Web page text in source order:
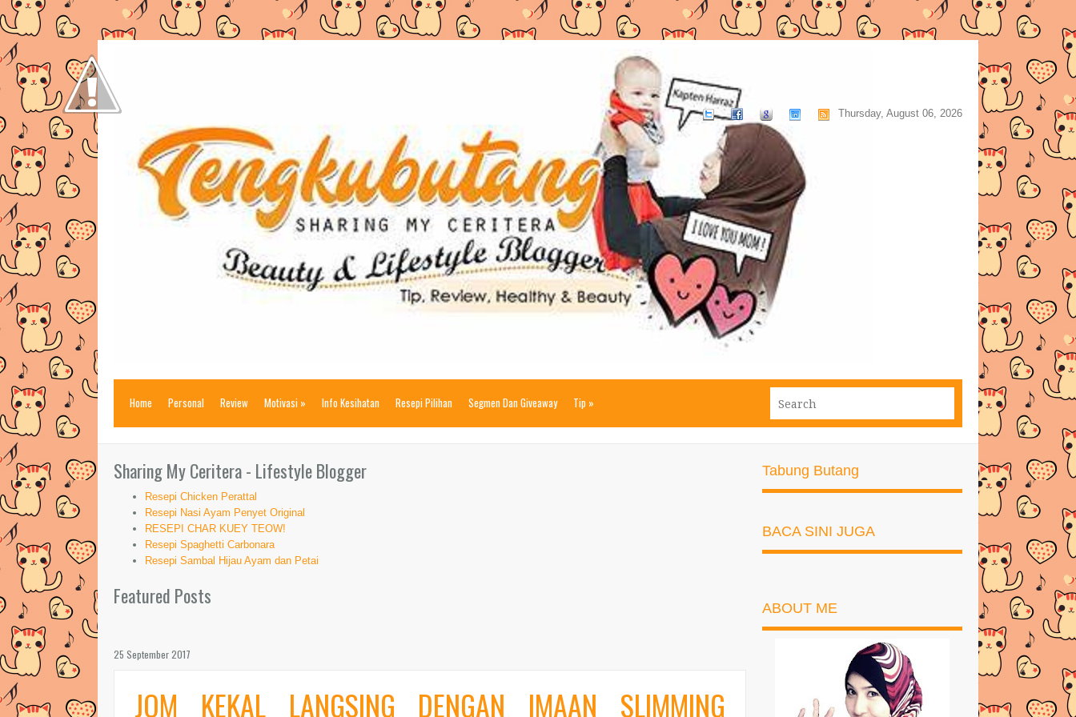
Thursday, August 06, 2026
Home Personal Review Motivasi » Info Kesihatan Resepi Pilihan Segmen Dan Giveaway Tip »
Sharing My Ceritera - Lifestyle Blogger
Resepi Chicken Perattal
Resepi Nasi Ayam Penyet Original
RESEPI CHAR KUEY TEOW!
Resepi Spaghetti Carbonara
Resepi Sambal Hijau Ayam dan Petai
Featured Posts
25 September 2017
JOM KEKAL LANGSING DENGAN IMAAN SLIMMING
Tabung Butang
BACA SINI JUGA
ABOUT ME